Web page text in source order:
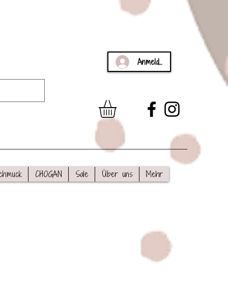
Anmelden
CHOGAN Sale Über uns Mehr